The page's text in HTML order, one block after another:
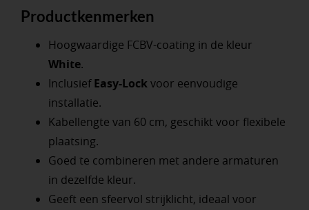
Productkenmerken
Hoogwaardige FCBV-coating in de kleur
White.
InclusiefEasy-Lockvoor eenvoudige
installatie.
Kabellengte van 60 cm, geschikt voor flexibele
plaatsing.
Goed te combineren met andere armaturen
in dezelfde kleur.
Geeft een sfeervol strijklicht, ideaal voor